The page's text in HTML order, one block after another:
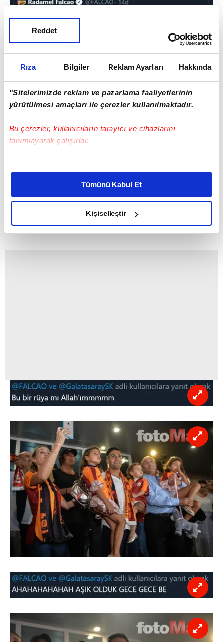
Rıza Bilgiler Reklam Ayarları Hakkında
"Sitelerimizde reklam ve pazarlama faaliyetlerinin
yürütülmesi amaçları ile çerezler kullanılmaktadır.
Bu çerezler, kullanıcıların tarayıcı ve cihazlarını
tanımlayarak çalışırlar.
Bu çerezlere izin vermeniz halinde sizlere özel
daha iyi reklam deneyimi yaşatabiliriz. Bunu yaparken
amacımızın size daha iyi bir reklam deneyimi sunmak
olduğunu ve sizlere en iyi içerikleri sunabilmek adına
elimizden gelen çabayı gösterdiğimizi ve bu noktada,
reklamların maliyetlerimizi karşılamak noktasında tek gelir
kullanılmaktadır. Diğer çerezler, sitemizin daha işlevsel
kılınması ve kişiselleştirilmesi ve sizlere yönelik
reklam/pazarlama faaliyetlerinin yapılması, amaçlarıyla
Çerezlere ilişkin tercihlerinizi aşağıda yer alan panel
vasıtasıyla belirleyebilirsiniz. Çerezlere ilişkin detaylı bilgi
için Ayarlar butonuna tıklayabilir,Çerez Bilgilendirme
Metnimizi
ziyaret edebilirsiniz.
6698 sayılı Kişisel Verilerin Korunması Kanunu uyarınca
hazırlanmış Aydınlatma Metnimizi okumak ve sitemizde
ilgili mevzuata uygun olarak kullanılan çerezlerle ilgili bilgi
almak için lütfentıklayınız
Tümünü Kabul Et
Kişiselleştir
Reddet
Abdurrahim Albayrak'ta gönderinin altına
Love you' yazdı.